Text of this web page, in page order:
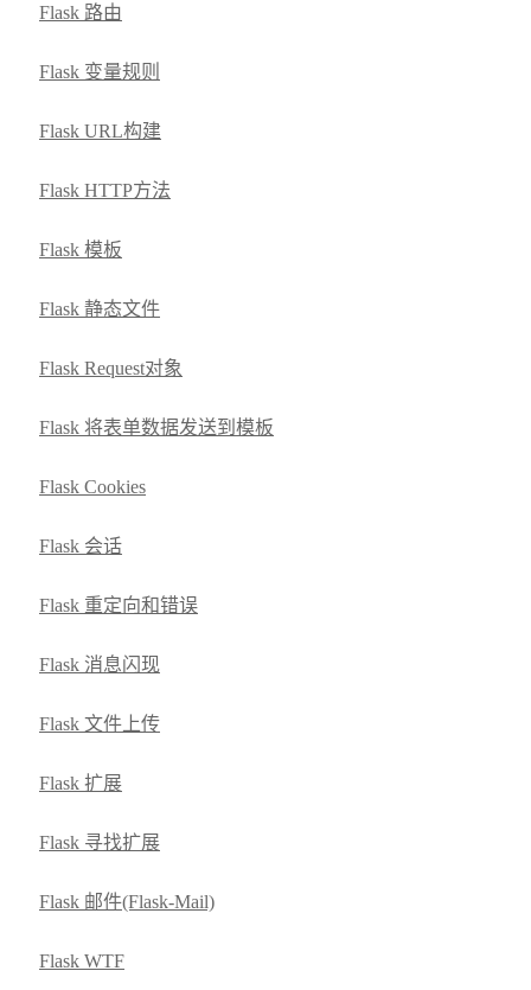
Flask 路由
Flask 变量规则
Flask URL构建
Flask HTTP方法
Flask 模板
Flask 静态文件
Flask Request对象
Flask 将表单数据发送到模板
Flask Cookies
Flask 会话
Flask 重定向和错误
Flask 消息闪现
Flask 文件上传
Flask 扩展
Flask 寻找扩展
Flask 邮件(Flask-Mail)
Flask WTF